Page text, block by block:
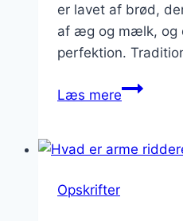
er lavet af brød,
af æg og mælk, og
perfektion.
Læs mereArme
Opskrifter